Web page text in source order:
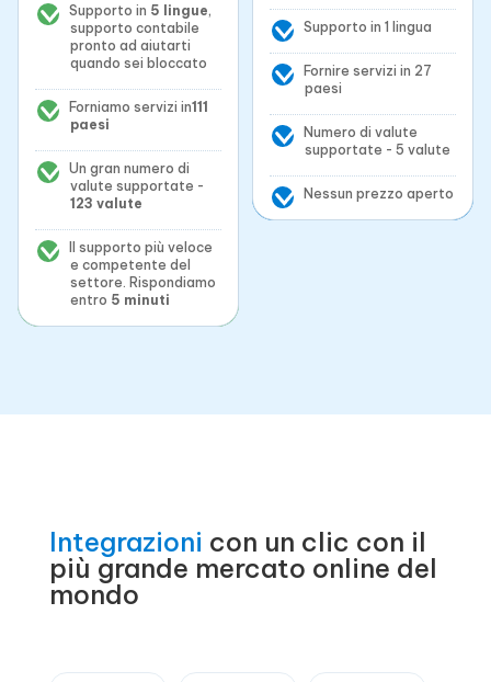
Supporto in 5 lingue,
supporto contabile
pronto ad aiutarti
quando sei bloccato
Forniamo servizi in111
paesi
Un gran numero di
valute supportate -
123 valute
Il supporto più veloce
e competente del
settore. Rispondiamo
entro 5 minuti
Supporto in 1 lingua
Fornire servizi in 27
paesi
Numero di valute
supportate - 5 valute
Nessun prezzo aperto
Integrazioni con un clic con il
più grande mercato online del
mondo